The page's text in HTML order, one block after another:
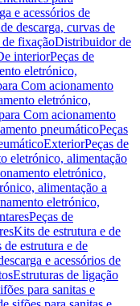
e acessórios de
descarga, curvas de
fixaçãoDistribuidor de
interiorPeças de
eletrónico,
Com acionamento
eletrónico,
Com acionamento
pneumáticoPeças
ExteriorPeças de
eletrónico, alimentação
eletrónico,
alimentação a
eletrónico,
Peças de
Kits de estrutura e de
estrutura e de
e acessórios de
Estruturas de ligação
para sanitas e